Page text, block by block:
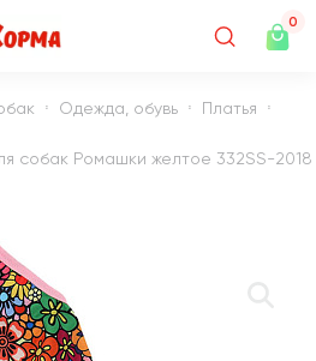
0
Одежда, обувь
Платья
собак Ромашки желтое 332SS-2018